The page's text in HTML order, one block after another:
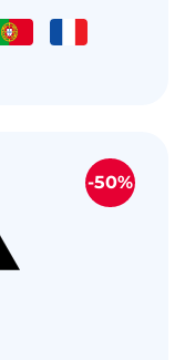
-50%